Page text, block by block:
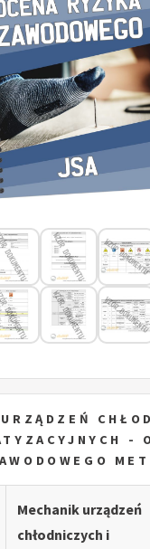
-
Mechanik urządzeń
chłodniczych i